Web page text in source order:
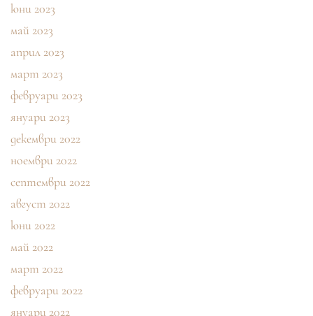
юни 2023
май 2023
април 2023
март 2023
февруари 2023
януари 2023
декември 2022
ноември 2022
септември 2022
август 2022
юни 2022
май 2022
март 2022
февруари 2022
януари 2022